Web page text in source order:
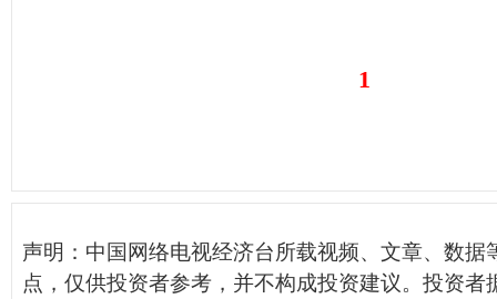
1
声明：中国网络电视经济台所载视频、文章、数据
点，仅供投资者参考，并不构成投资建议。投资者